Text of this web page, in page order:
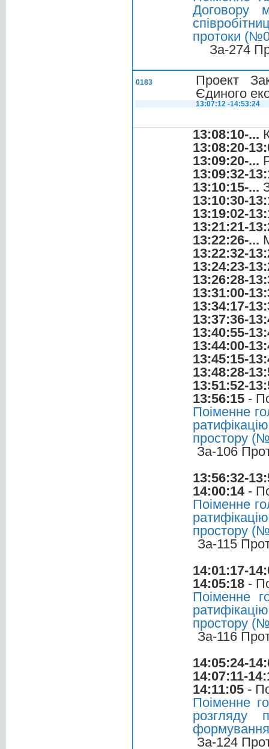
Договору
протоки
За-274
0183
Проект
Єдиного
13:07:12 -14:53:24
13:08:10-...
13:08:20-
13:09:20-...
13:09:32-
13:10:15-...
13:10:30-
13:19:02-
13:21:21-
13:22:26-...
13:22:32-
13:24:23-
13:26:28-
13:31:00-
13:34:17-
13:37:36-
13:40:55-
13:44:00-
13:45:15-
13:48:28-
13:51:52-
13:56:15 -
Поіменне
простору
За-106
13:56:32-
14:00:14-
Поіменне
простору
За-115
14:01:17-
14:05:18 -
Поіменне
простору
За-116
14:05:24-
14:07:11-
14:11:05 -
Поіменне
розгляду
За-124